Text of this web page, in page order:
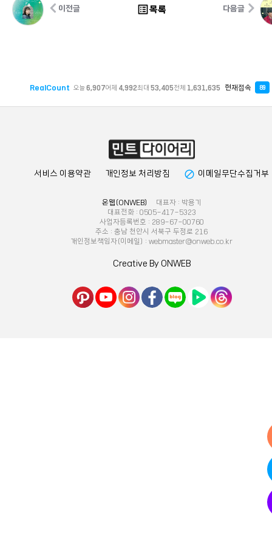
이전글 list_alt 목록 다음글
RealCount 오늘6,907어제 4,992최대 53,405전체 1,631,635 현재접속 89
서비스 이용약관 개인정보 처리방침 block 이메일무단수집거부
온웹(ONWEB)
대표자 : 박용기
대표전화 : 0505-417-5323
사업자등록번호 : 289-67-00760
주소 : 충남 천안시 서북구 두정로 216
개인정보책임자(이메일) : webmaster@onweb.co.kr
Creative By ONWEB